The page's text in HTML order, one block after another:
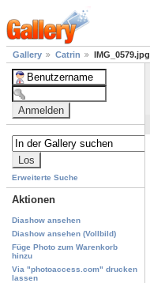
Gallery Catrin IMG_0579.jpg
Erweiterte Suche
Aktionen
Diashow ansehen
Diashow ansehen (Vollbild)
Füge Photo zum Warenkorb
hinzu
Via "photoaccess.com" drucken
lassen